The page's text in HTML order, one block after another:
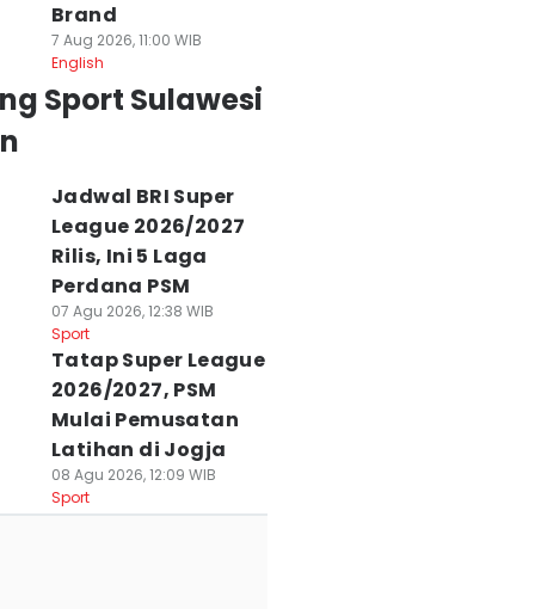
Brand
7 Aug 2026, 11:00 WIB
English
Sport Sulawesi
Jadwal BRI Super
League 2026/2027
Rilis, Ini 5 Laga
Perdana PSM
07 Agu 2026, 12:38 WIB
Sport
Tatap Super League
2026/2027, PSM
Mulai Pemusatan
Latihan di Jogja
08 Agu 2026, 12:09 WIB
Sport